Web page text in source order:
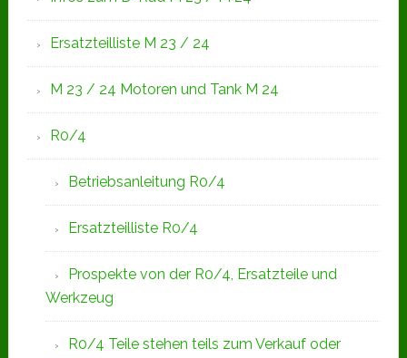
Ersatzteilliste M 23 / 24
M 23 / 24 Motoren und Tank M 24
R0/4
Betriebsanleitung R0/4
Ersatzteilliste R0/4
Prospekte von der R0/4, Ersatzteile und
Werkzeug
R0/4 Teile stehen teils zum Verkauf oder